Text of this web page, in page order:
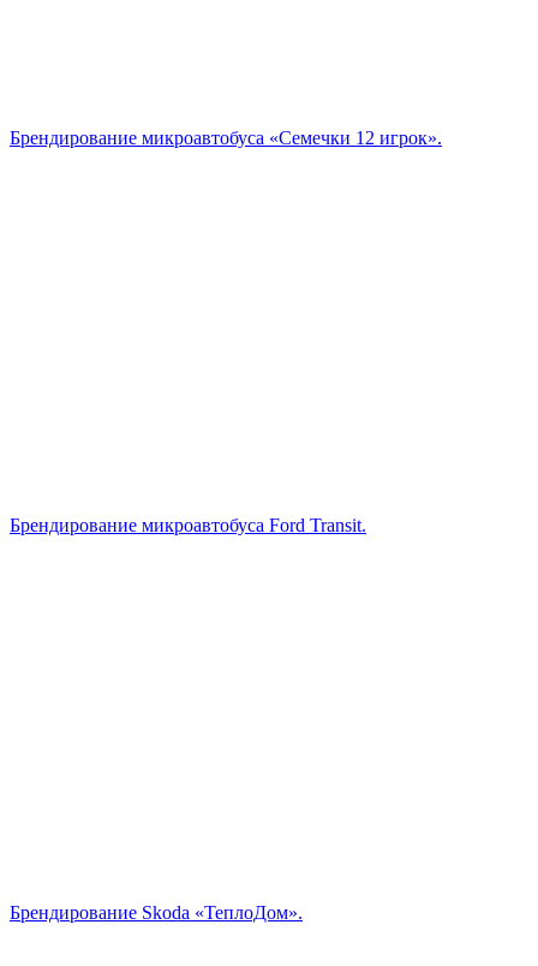
Брендирование микроавтобуса «Семечки 12 игрок».
Брендирование микроавтобуса Ford Transit.
Брендирование Skoda «ТеплоДом».